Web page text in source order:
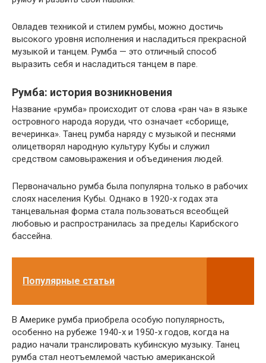
Овладев техникой и стилем румбы, можно достичь
высокого уровня исполнения и насладиться прекрасной
музыкой и танцем. Румба — это отличный способ
выразить себя и насладиться танцем в паре.
Румба: история возникновения
Название «румба» происходит от слова «ран ча» в языке
островного народа яоруди, что означает «сборище,
вечеринка». Танец румба наряду с музыкой и песнями
олицетворял народную культуру Кубы и служил
средством самовыражения и объединения людей.
Первоначально румба была популярна только в рабочих
слоях населения Кубы. Однако в 1920-х годах эта
танцевальная форма стала пользоваться всеобщей
любовью и распространилась за пределы Карибского
бассейна.
Популярные статьи
В Америке румба приобрела особую популярность,
особенно на рубеже 1940-х и 1950-х годов, когда на
радио начали транслировать кубинскую музыку. Танец
румба стал неотъемлемой частью американской